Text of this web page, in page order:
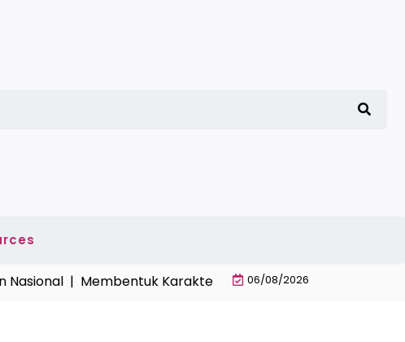
|Membentuk Karakter Santri Mandiri Melalui Disiplin
06/08/2026